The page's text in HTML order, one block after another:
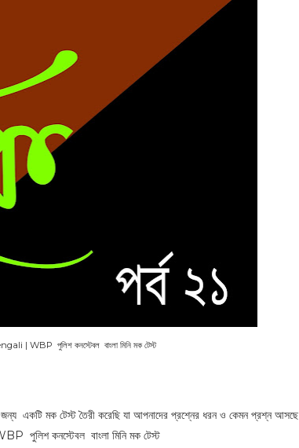
পুলিশ কনস্টেবল বাংলা মিনি মক টেস্ট
মক টেস্ট তৈরী করেছি যা আপনাদের প্রশ্নের ধরন ও কেমন প্রশ্ন আসছে
কনস্টেবল বাংলা মিনি মক টেস্ট